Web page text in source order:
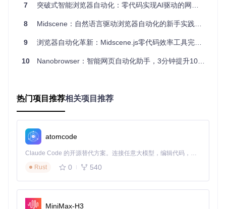
export BROWSER_USE_API_KEY="your_secure_api_key"
安装客户端
import
async def main():
# 适用场景：监控GitHub Trending的Python项目排名变化
    llm = ChatGoogle(model=
    task =
"监控GitHub Trending的Python项目排名，当有新项目进
    agent = Agent(task=task, llm=llm, cloud_browser=
await agent.run()
if __name__ == "__main__" :
方案二：本地Docker部署（15分钟完成）
构建优化镜像
7 突破式智能浏览器自动化：零代码实现AI驱动的网页操作革命
8 Midscene：自然语言驱动浏览器自动化的新手实践指南
9 浏览器自动化革新：Midscene.js零代码效率工具完全指南
10 Nanobrowser：智能网页自动化助手，3分钟提升10倍工作效率
热门项目推荐相关项目推荐
atomcode
Claude Code 的开源替代方案。连接任意大模型，编辑代码，运行命令，自动验证 — 全自动执行。用 Rust 构建，极致性能。 ｜ An open-source alternative to Claude Code. Connect any LLM, edit code, run commands, and verify changes — autonomously. Built in Rust for speed. Get Started
Rust
0 540
MiniMax-H3